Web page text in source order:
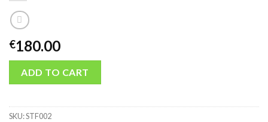
€180.00
ADD TO CART
SKU:STF002